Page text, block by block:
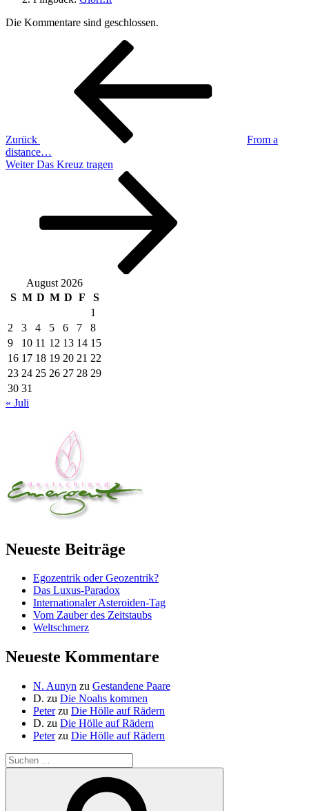
Die Kommentare sind geschlossen.
Beitragsnavigation
Zurück
From a
distance…
Nächster
Weiter Das Kreuz tragen
August 2026
S M D M D F
S
1
2
3 4 5 6 7
8
9
10 11 12 13 14 15
16 17 18 19 20 21 22
23 24 25 26 27 28 29
30 31
« Juli
Neueste Beiträge
Egozentrik oder Geozentrik?
Das Luxus-Paradox
Internationaler Asteroiden-Tag
Vom Zauber des Zeitstaubs
Weltschmerz
Neueste Kommentare
N. Aunyn zu Gestandene Paare
D. zu Die Noahs kommen
Peterzu Die Hölle auf Rädern
D. zu Die Hölle auf Rädern
Peterzu Die Hölle auf Rädern
Suche
nach: